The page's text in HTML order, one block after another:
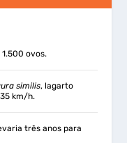
ovos.
similis, lagarto
km/h.
três anos para